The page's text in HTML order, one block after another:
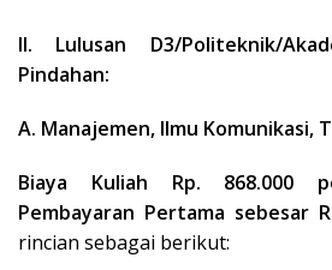
II. Lulusan D3/Politeknik/
Pindahan:
A. Manajemen, Ilmu Komunikasi,
Biaya Kuliah Rp. 868.000
Pembayaran Pertama sebesar
rincian sebagai berikut: